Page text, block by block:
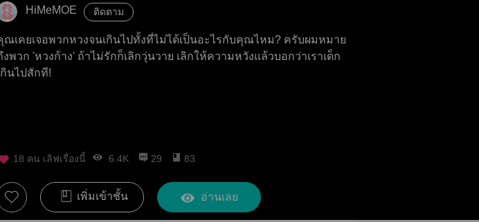
HiMeMOE ติดตาม
ณเคยเจอพวกหวงจนเกินไปทั้งที่ไม่ได้เป็นอะไรกับคุณไหม? ครับผมหมาย
งพวก 'หวงก้าง' ถ้าไม่รักก็เลิกวุ่นวาย เลิกให้ความหวังแล้วบอกว่าเราเด็ก
กินไปสักที!
18 คน เลิฟเรื่องนี้ 6.4K 29 83
เพิ่มเข้าชั้น อ่านเลย